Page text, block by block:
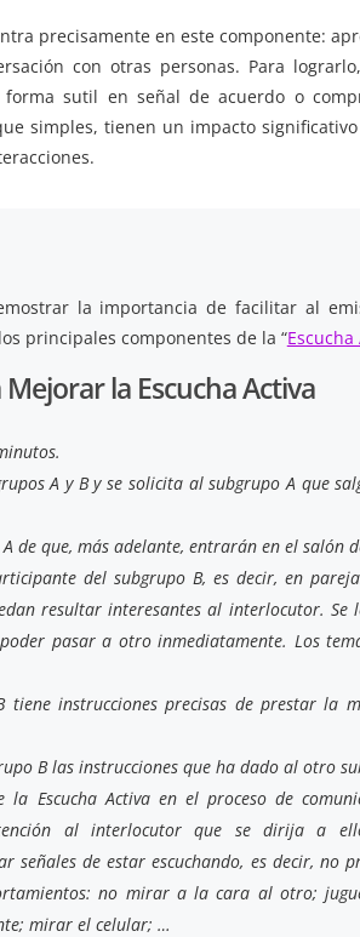
precisamente en este componente:
con otras personas. Para
sutil en señal de acuerdo o
simples, tienen un impacto
la importancia de facilitar al
principales componentes de la “Escucha
la Escucha Activa
A y B y se solicita al subgrupo A que
que, más adelante, entrarán en el salón
del subgrupo B, es decir, en
resultar interesantes al interlocutor. Se
pasar a otro inmediatamente. Los
tiene instrucciones precisas de prestar la
B las instrucciones que ha dado al otro
Escucha Activa en el proceso de
al interlocutor que se dirija a
señales de estar escuchando, es decir, no
no mirar a la cara al otro;
mirar el celular; …